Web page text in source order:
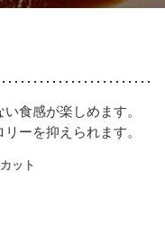
食感が楽しめます。
ーを抑えられます。
ット